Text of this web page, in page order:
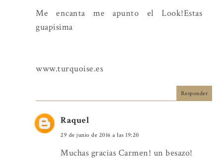
Me encanta me apunto el Look!Estas
guapisima
www.turquoise.es
Responder
Raquel
29 de junio de 2016 a las 19:20
Muchas gracias Carmen! un besazo!